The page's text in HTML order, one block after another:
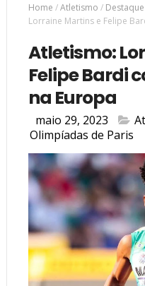
Home /Atletismo / Destaque
Lorraine Martins e Felipe
Atletismo:
Felipe Bardi
na Europa
maio 29, 2023
Olimpíadas de Paris